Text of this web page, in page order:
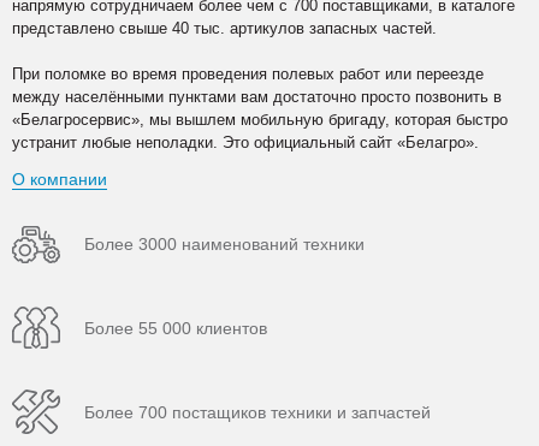
напрямую сотрудничаем более чем с 700 поставщиками, в каталоге
представлено свыше 40 тыс. артикулов запасных частей.
При поломке во время проведения полевых работ или переезде
между населёнными пунктами вам достаточно просто позвонить в
«Белагросервис», мы вышлем мобильную бригаду, которая быстро
устранит любые неполадки. Это официальный сайт «Белагро».
О компании
Более 3000 наименований техники
Более 55 000 клиентов
Более 700 постащиков техники и запчастей